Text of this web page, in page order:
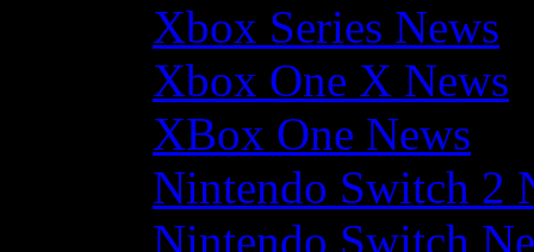
Xbox Series News
Xbox One X News
XBox One News
Nintendo Switch 2
Nintendo Switch